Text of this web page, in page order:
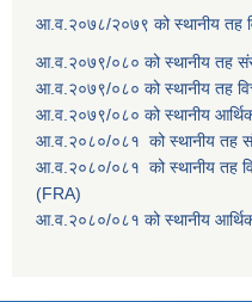
आ.व.२०७८/२०७९ को स्थानीय तह
आ.व.२०७९/०८० को स्थानीय तह
आ.व.२०७९/०८० को स्थानीय तह
आ.व.२०७९/०८० को स्थानीय
आ.व.२०८०/०८१ को स्थानीय तह
आ.व.२०८०/०८१ को स्थानीय तह
(FRA)
आ.व.२०८०/०८१ को स्थानीय